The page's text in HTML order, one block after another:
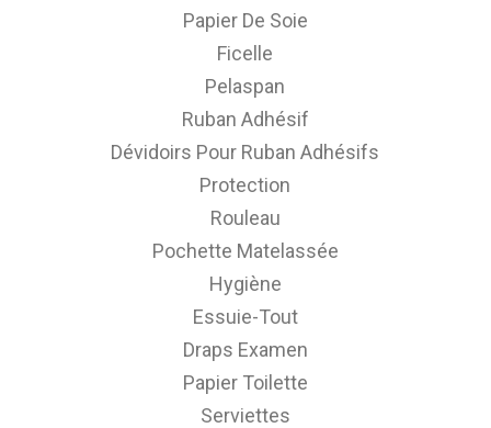
Papier De Soie
Ficelle
Pelaspan
Ruban Adhésif
Dévidoirs Pour Ruban Adhésifs
Protection
Rouleau
Pochette Matelassée
Hygiène
Essuie-Tout
Draps Examen
Papier Toilette
Serviettes